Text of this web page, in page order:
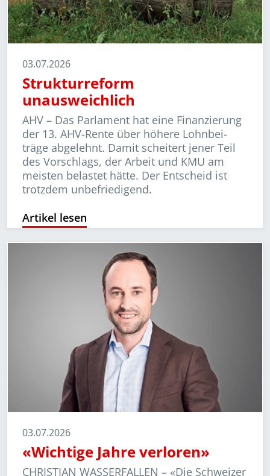
03.07.2026
Strukturreform
unausweichlich
AHV – Das Parlament hat eine Finanzierung
der 13. AHV-Rente über höhere Lohn­bei­
träge abgelehnt. Damit scheitert jener Teil
des Vorschlags, der Arbeit und KMU am
meisten belastet hätte. Der Entscheid ist
trotzdem unbefriedigend.
Artikel lesen
03.07.2026
«Wichtige Jahre verloren»
CHRISTIAN WASSERFALLEN – «Die Schwei­zer